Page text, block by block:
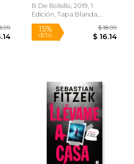
B De Bolsillo, 2019, 1
Edición, Tapa Blanda,
Nuevo
15%
dcto.